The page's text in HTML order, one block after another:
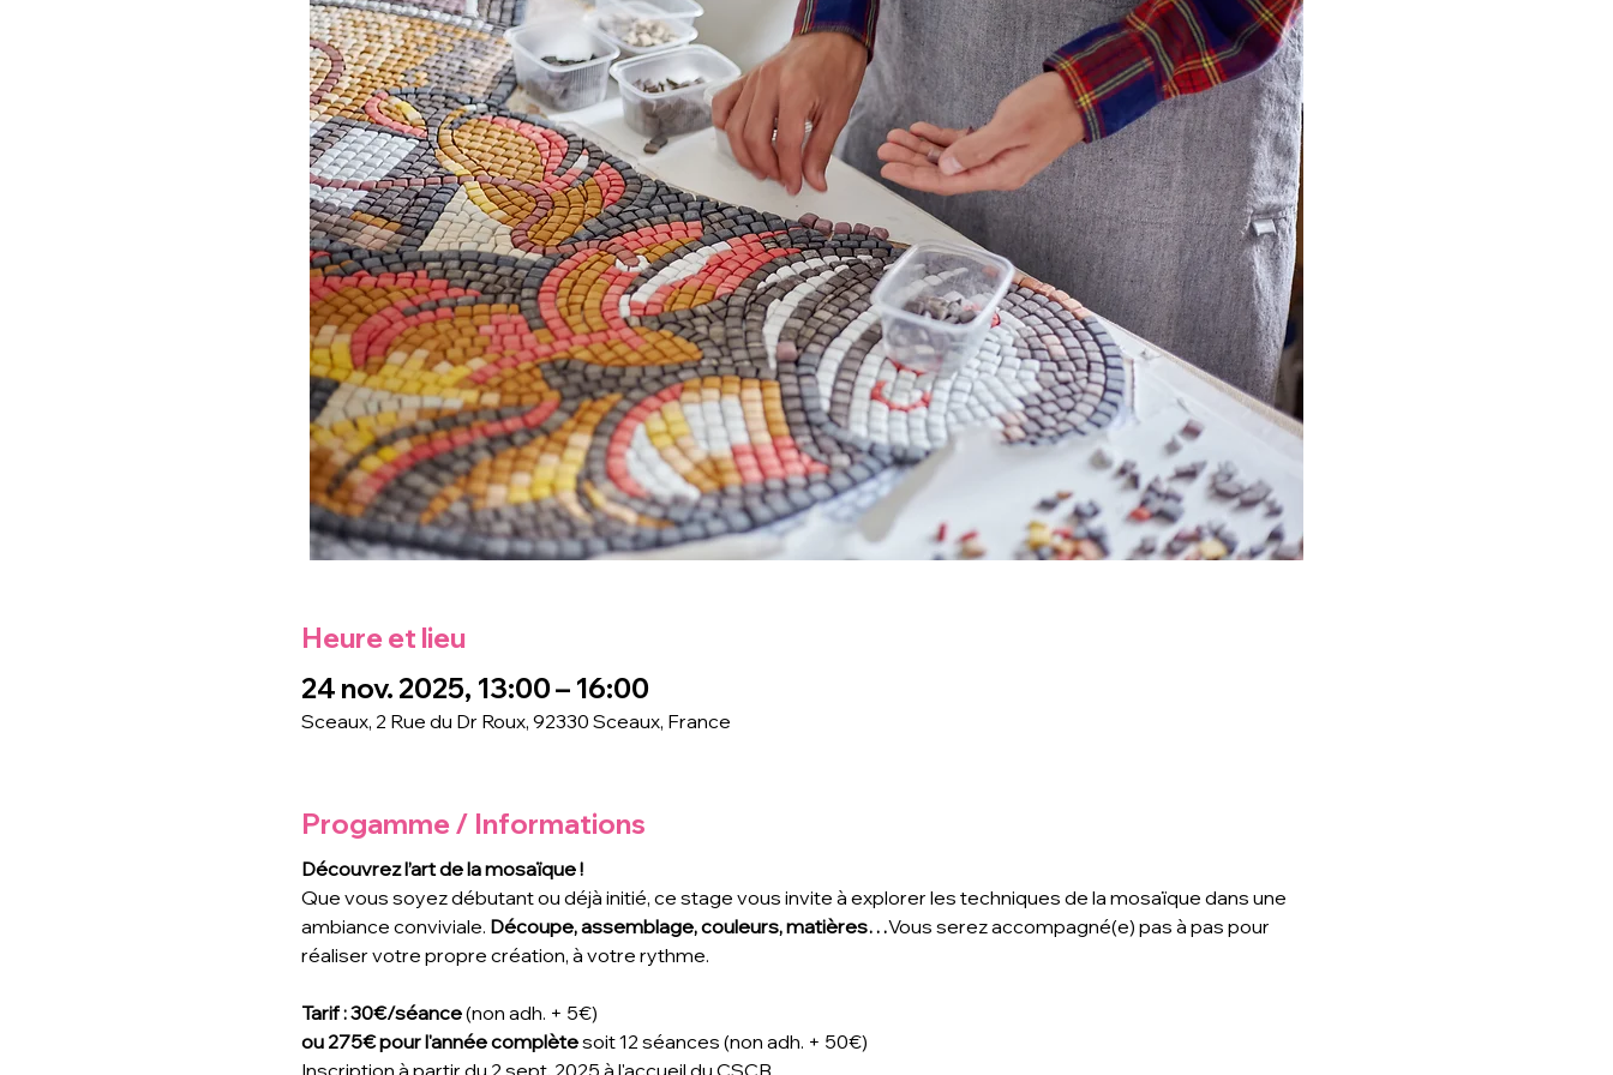
Heure et lieu
24 nov. 2025, 13:00 – 16:00
Sceaux, 2 Rue du Dr Roux, 92330 Sceaux, France
Progamme / Informations
Découvrez l’art de la mosaïque !
Que vous soyez débutant ou déjà initié, ce stage vous invite à explorer les techniques de la mosaïque dans une
ambiance conviviale. Découpe, assemblage, couleurs, matières…Vous serez accompagné(e) pas à pas pour
réaliser votre propre création, à votre rythme.
Tarif : 30€/séance (non adh. + 5€)
ou 275€ pour l'année complète soit 12 séances (non adh. + 50€)
Inscription à partir du 2 sept. 2025 à l'accueil du CSCB